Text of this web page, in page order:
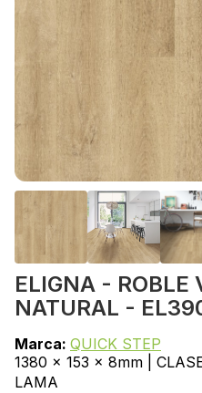
ELIGNA - ROBLE
NATURAL -
Marca: QUICK STEP
1380 x 153 x 8mm |
LAMA